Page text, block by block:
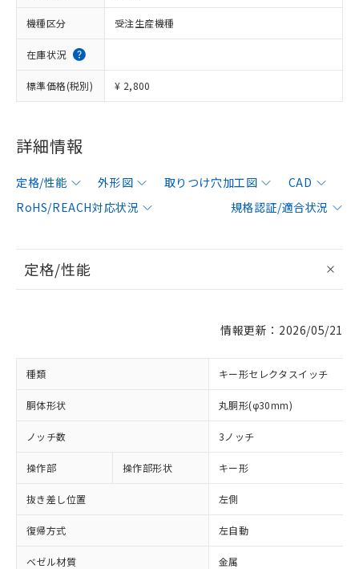
機種区分 受注生産機種
在庫状況
標準価格(税別) ¥ 2,800
詳細情報
定格/性能 外形図 取りつけ穴加工図
CAD
RoHS/REACH対応状況
規格認証/適合状況
定格/性能
情報更新：2026/05/21
種類 キー形セレクタスイッチ
胴体形状 丸胴形(φ30mm)
ノッチ数 3ノッチ
操作部 操作部形状 キー形
抜き差し位置 左側
復帰方式 左自動
ベゼル材質 金属